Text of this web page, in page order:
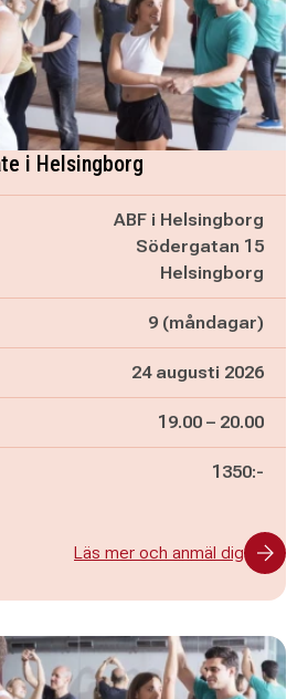
i Helsingborg
ABF i Helsingborg
Södergatan 15
Helsingborg
9 (måndagar)
24 augusti 2026
Pågår mellan
19.00 – och
20.00
1350:-
Läs mer och anmäl dig